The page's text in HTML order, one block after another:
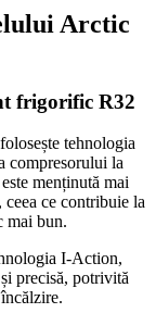
Arctic
frigorific R32
tehnologia
compresorului la
menținută mai
ce contribuie la
mai bun.
I-Action,
precisă, potrivită